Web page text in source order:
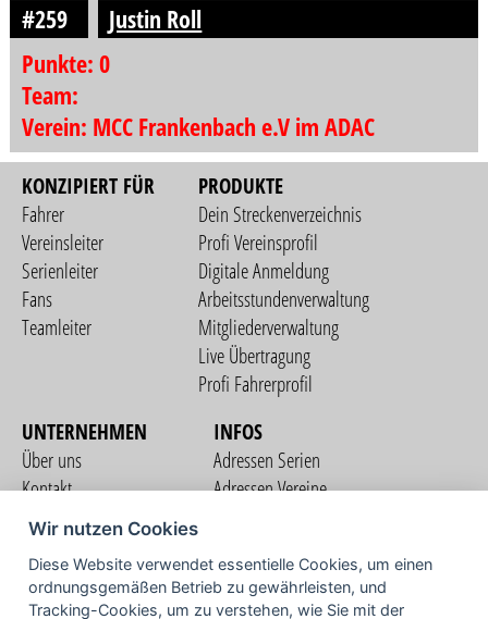
#259
Justin Roll
Punkte: 0
Team:
Verein: MCC Frankenbach e.V im ADAC
KONZIPIERT FÜR
Fahrer
Vereinsleiter
Serienleiter
Fans
Teamleiter
PRODUKTE
Dein Streckenverzeichnis
Profi Vereinsprofil
Digitale Anmeldung
Arbeitsstundenverwaltung
Mitgliederverwaltung
Live Übertragung
Profi Fahrerprofil
UNTERNEHMEN
Über uns
Kontakt
Nutzungsbedingungen
Datenschutzerklärung
Impressum
INFOS
Adressen Serien
Adressen Vereine
COMMUNITY
Wir nutzen Cookies
Diese Website verwendet essentielle Cookies, um einen
ordnungsgemäßen Betrieb zu gewährleisten, und
Tracking-Cookies, um zu verstehen, wie Sie mit der